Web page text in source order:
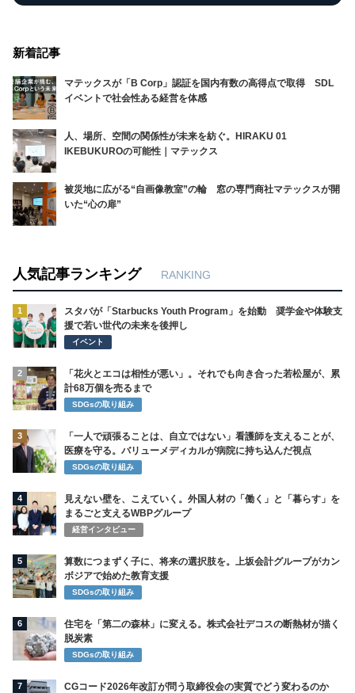
新着記事
マテックスが「B Corp」認証を国内有数の高得点で取得 SDL
イベントで社会性ある経営を体感
人、場所、空間の関係性が未来を紡ぐ。HIRAKU 01
IKEBUKUROの可能性｜マテックス
被災地に広がる“自画像教室”の輪 窓の専門商社マテックスが開
いた“心の扉”
人気記事ランキング RANKING
1
スタバが「Starbucks Youth Program」を始動 奨学金や体験支
援で若い世代の未来を後押し
イベント
2
「花火とエコは相性が悪い」。それでも向き合った若松屋が、累
計68万個を売るまで
SDGsの取り組み
3
「一人で頑張ることは、自立ではない」看護師を支えることが、
医療を守る。バリューメディカルが病院に持ち込んだ視点
SDGsの取り組み
4
見えない壁を、こえていく。外国人材の「働く」と「暮らす」を
まるごと支えるWBPグループ
経営インタビュー
5
算数につまずく子に、将来の選択肢を。上坂会計グループがカン
ボジアで始めた教育支援
SDGsの取り組み
6
住宅を「第二の森林」に変える。株式会社デコスの断熱材が描く
脱炭素
SDGsの取り組み
7 CGコード2026年改訂が問う取締役会の実質でどう変わるのか